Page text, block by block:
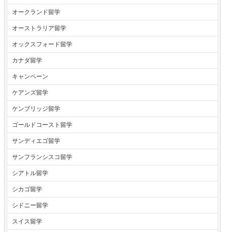
オークランド留学
オーストラリア留学
オックスフォード留学
カナダ留学
キャンペーン
ケアンズ留学
ケンブリッジ留学
ゴールドコースト留学
サンディエゴ留学
サンフランシスコ留学
シアトル留学
シカゴ留学
シドニー留学
スイス留学